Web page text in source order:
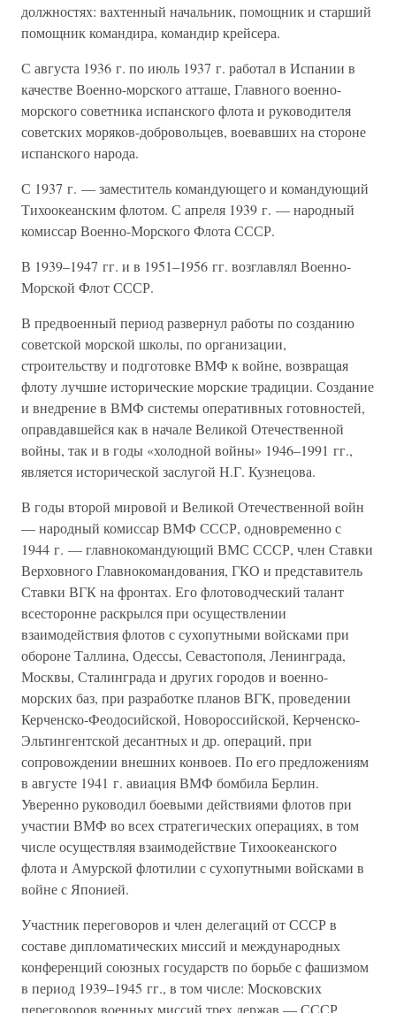
должностях: вахтенный начальник, помощник и старший
помощник командира, командир крейсера.
С августа 1936 г. по июль 1937 г. работал в Испании в
качестве Военно-морского атташе, Главного военно-
морского советника испанского флота и руководителя
советских моряков-добровольцев, воевавших на стороне
испанского народа.
С 1937 г. — заместитель командующего и командующий
Тихоокеанским флотом. С апреля 1939 г. — народный
комиссар Военно-Морского Флота СССР.
В 1939–1947 гг. и в 1951–1956 гг. возглавлял Военно-
Морской Флот СССР.
В предвоенный период развернул работы по созданию
советской морской школы, по организации,
строительству и подготовке ВМФ к войне, возвращая
флоту лучшие исторические морские традиции. Создание
и внедрение в ВМФ системы оперативных готовностей,
оправдавшейся как в начале Великой Отечественной
войны, так и в годы «холодной войны» 1946–1991 гг.,
является исторической заслугой Н.Г. Кузнецова.
В годы второй мировой и Великой Отечественной войн
— народный комиссар ВМФ СССР, одновременно с
1944 г. — главнокомандующий ВМС СССР, член Ставки
Верховного Главнокомандования, ГКО и представитель
Ставки ВГК на фронтах. Его флотоводческий талант
всесторонне раскрылся при осуществлении
взаимодействия флотов с сухопутными войсками при
обороне Таллина, Одессы, Севастополя, Ленинграда,
Москвы, Сталинграда и других городов и военно-
морских баз, при разработке планов ВГК, проведении
Керченско-Феодосийской, Новороссийской, Керченско-
Эльтингентской десантных и др. операций, при
сопровождении внешних конвоев. По его предложениям
в августе 1941 г. авиация ВМФ бомбила Берлин.
Уверенно руководил боевыми действиями флотов при
участии ВМФ во всех стратегических операциях, в том
числе осуществляя взаимодействие Тихоокеанского
флота и Амурской флотилии с сухопутными войсками в
войне с Японией.
Участник переговоров и член делегаций от СССР в
составе дипломатических миссий и международных
конференций союзных государств по борьбе с фашизмом
в период 1939–1945 гг., в том числе: Московских
переговоров военных миссий трех держав — СССР,